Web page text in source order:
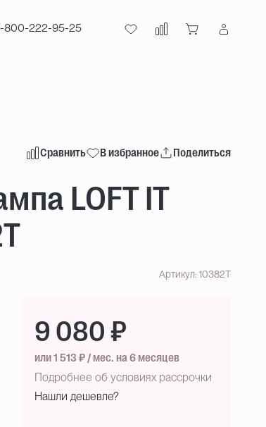
800-222-95-25
Сравнить В избранное Поделиться
LOFT IT
Артикул: 10382T
9 080 ₽
или 1 513 ₽ / мес. на 6 месяцев
Подробнее об условиях рассрочки
Нашли дешевле?